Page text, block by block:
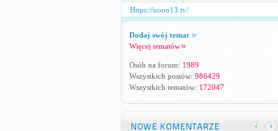
Https://nooo13.tv/
Dodaj swój temat
Więcej tematów
Osób na forum: 1989
Wszystkich postów: 986429
Wszystkich tematów: 172047